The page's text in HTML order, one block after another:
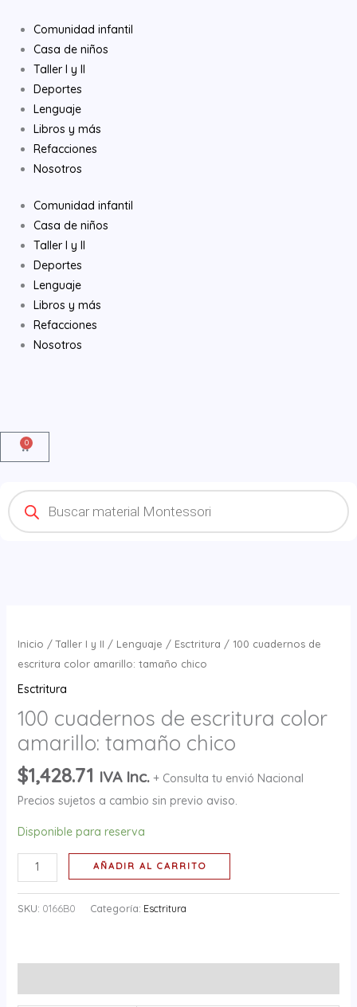
contenido
Comunidad infantil
Casa de niños
Taller I y II
Deportes
Lenguaje
Libros y más
Refacciones
Nosotros
Comunidad infantil
Casa de niños
Taller I y II
Deportes
Lenguaje
Libros y más
Refacciones
Nosotros
0
Cart
Products
search
Inicio /Taller I y II / Lenguaje / Esctritura / 100 cuadernos de
escritura color amarillo: tamaño chico
Esctritura
100 cuadernos de escritura color
amarillo: tamaño chico
$1,428.71 IVA Inc. + Consulta tu envió Nacional
Precios sujetos a cambio sin previo aviso.
Disponible para reserva
cuadernos
de
amarillo:
tamaño
cantidad
AÑADIR AL CARRITO
SKU: 0166B0 Categoría: Esctritura